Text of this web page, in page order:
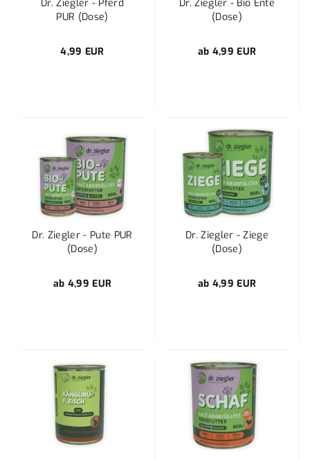
Dr. Ziegler - Pferd
PUR (Dose)
4,99 EUR
Dr. Ziegler - Bio Ente
(Dose)
ab 4,99 EUR
Dr. Ziegler - Pute PUR
(Dose)
ab 4,99 EUR
Dr. Ziegler - Ziege
(Dose)
ab 4,99 EUR